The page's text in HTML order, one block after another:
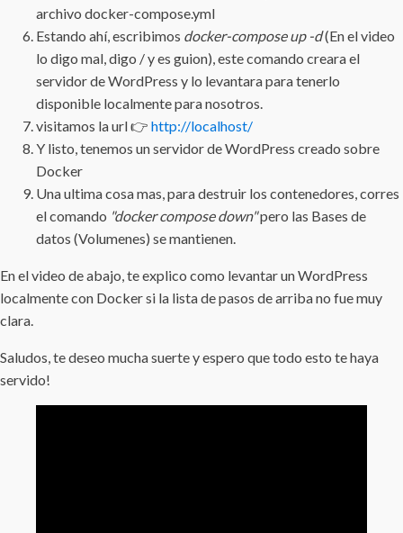
archivo docker-compose.yml
Estando ahí, escribimos docker-compose up -d(En el video
lo digo mal, digo / y es guion), este comando creara el
servidor de WordPress y lo levantara para tenerlo
disponible localmente para nosotros.
visitamos la url 👉 http://localhost/
Y listo, tenemos un servidor de WordPress creado sobre
Docker
Una ultima cosa mas, para destruir los contenedores, corres
el comando "docker compose down"pero las Bases de
datos (Volumenes) se mantienen.
En el video de abajo, te explico como levantar un WordPress
localmente con Docker si la lista de pasos de arriba no fue muy
clara.
Saludos, te deseo mucha suerte y espero que todo esto te haya
servido!